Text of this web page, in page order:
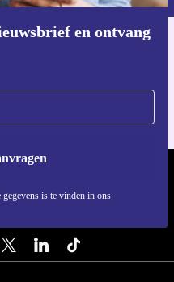
en ontvang
is te vinden in ons